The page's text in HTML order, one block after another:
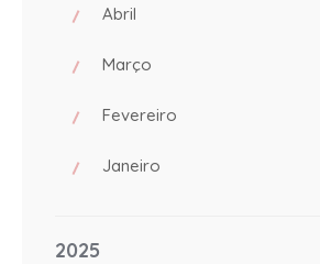
Abril
Março
Fevereiro
Janeiro
2025